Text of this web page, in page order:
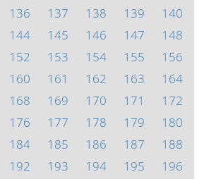
136 137 138 139
140
144 145 146 147
148
152 153 154 155
156
160 161 162 163
164
168 169 170 171
172
176 177 178 179
180
184 185 186 187
188
192 193 194 195
196